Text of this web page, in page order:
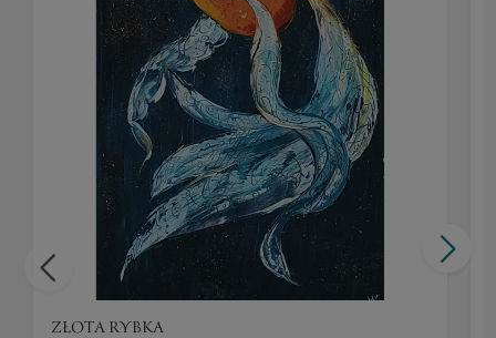
ZŁOTA RYBKA